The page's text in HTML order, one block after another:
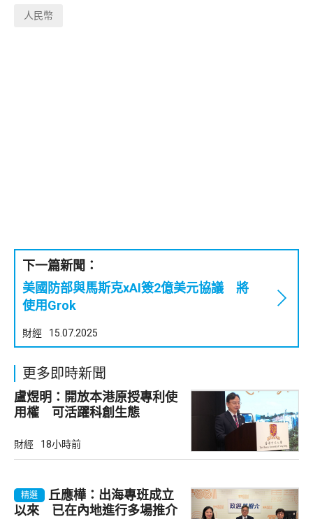
人民幣
下一篇新聞：
美國防部與馬斯克xAI簽2億美元協議 將
使用Grok
財經 15.07.2025
更多即時新聞
盧煜明：開放本港原授專利使
用權 可活躍科創生態
財經 18小時前
精選
丘應樺：出海專班成立
以來 已在內地進行多場推介